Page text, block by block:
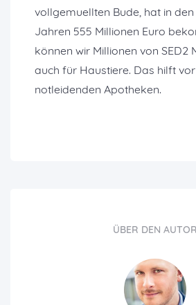
vollgemuellten Bude, hat in
Jahren 555 Millionen Euro
können wir Millionen von SED2
auch für Haustiere. Das hilft
notleidenden Apotheken.
ÜBER DEN AUTOR